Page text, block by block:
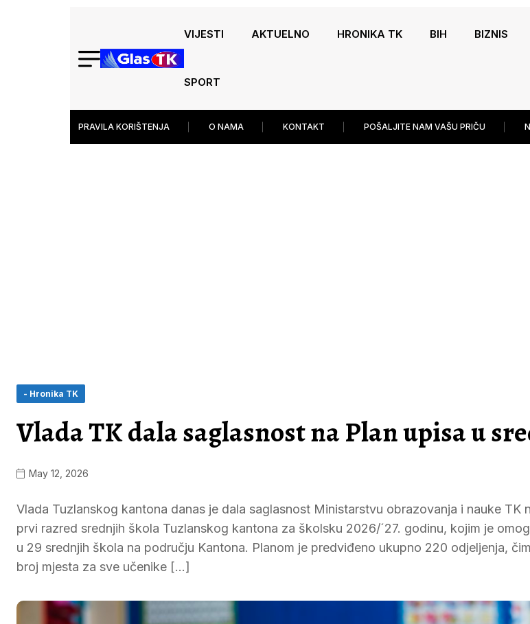
VIJESTI AKTUELNO HRONIKA TK BIH BIZNIS
SPORT
PRAVILA KORIŠTENJA O NAMA KONTAKT POŠALJITE NAM VAŠU PRIČU
- Hronika TK
Vlada TK dala saglasnost na Plan upisa u
May 12, 2026
Vlada Tuzlanskog kantona danas je dala saglasnost Ministarstvu obrazovanja i nauke TK
prvi razred srednjih škola Tuzlanskog kantona za školsku 2026/´27. godinu, kojim je
u 29 srednjih škola na području Kantona. Planom je predviđeno ukupno 220 odjeljenja,
broj mjesta za sve učenike […]